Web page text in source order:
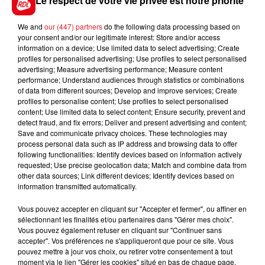
quintés plus relevés l'an dernier, il essaiera pour sa
première de l'année rentrée dans les 5 .
En direct des pistes :
FILS D'ACTUS
15 juillet 2026
BÉTHUNE: ENQUÊTE POUR HOMICIDE
We and our (447) partnersdo the following data processing based on
your consent and/or our legitimate interest: Store and/or access
information on a device; Use limited data to select advertising; Create
profiles for personalised advertising; Use profiles to select personalised
advertising; Measure advertising performance; Measure content
performance; Understand audiences through statistics or combinations
of data from different sources; Develop and improve services; Create
profiles to personalise content; Use profiles to select personalised
content; Use limited data to select content; Ensure security, prevent and
detect fraud, and fix errors; Deliver and present advertising and content;
Save and communicate privacy choices. These technologies may
process personal data such as IP address and browsing data to offer
following functionalities: Identify devices based on information actively
requested; Use precise geolocation data; Match and combine data from
other data sources; Link different devices; Identify devices based on
information transmitted automatically.
Vous pouvez accepter en cliquant sur "Accepter et fermer", ou affiner en
sélectionnant les finalités et/ou partenaires dans "Gérer mes choix".
Vous pouvez également refuser en cliquant sur "Continuer sans
accepter". Vos préférences ne s'appliqueront que pour ce site. Vous
pouvez mettre à jour vos choix, ou retirer votre consentement à tout
moment via le lien "Gérer les cookies" situé en bas de chaque page.